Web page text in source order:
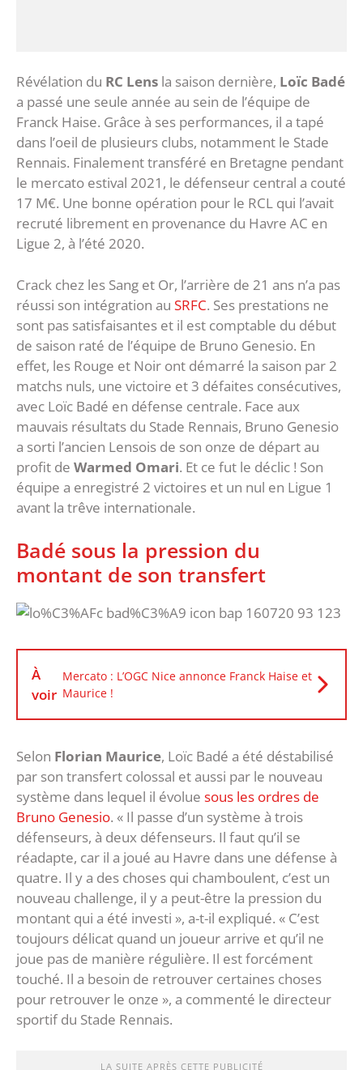
Révélation du RC Lens la saison dernière, Loïc Badé
a passé une seule année au sein de l’équipe de
Franck Haise. Grâce à ses performances, il a tapé
dans l’oeil de plusieurs clubs, notamment le Stade
Rennais. Finalement transféré en Bretagne pendant
le mercato estival 2021, le défenseur central a couté
17 M€. Une bonne opération pour le RCL qui l’avait
recruté librement en provenance du Havre AC en
Ligue 2, à l’été 2020.
Crack chez les Sang et Or, l’arrière de 21 ans n’a pas
réussi son intégration au SRFC. Ses prestations ne
sont pas satisfaisantes et il est comptable du début
de saison raté de l’équipe de Bruno Genesio. En
effet, les Rouge et Noir ont démarré la saison par 2
matchs nuls, une victoire et 3 défaites consécutives,
avec Loïc Badé en défense centrale. Face aux
mauvais résultats du Stade Rennais, Bruno Genesio
a sorti l’ancien Lensois de son onze de départ au
profit de Warmed Omari. Et ce fut le déclic ! Son
équipe a enregistré 2 victoires et un nul en Ligue 1
avant la trêve internationale.
Badé sous la pression du
montant de son transfert
À
voir
Mercato : L’OGC Nice annonce Franck Haise et
Maurice !
Selon Florian Maurice, Loïc Badé a été déstabilisé
par son transfert colossal et aussi par le nouveau
système dans lequel il évolue sous les ordres de
Bruno Genesio. « Il passe d’un système à trois
défenseurs, à deux défenseurs. Il faut qu’il se
réadapte, car il a joué au Havre dans une défense à
quatre. Il y a des choses qui chamboulent, c’est un
nouveau challenge, il y a peut-être la pression du
montant qui a été investi », a-t-il expliqué. « C’est
toujours délicat quand un joueur arrive et qu’il ne
joue pas de manière régulière. Il est forcément
touché. Il a besoin de retrouver certaines choses
pour retrouver le onze », a commenté le directeur
sportif du Stade Rennais.
LA SUITE APRÈS CETTE PUBLICITÉ